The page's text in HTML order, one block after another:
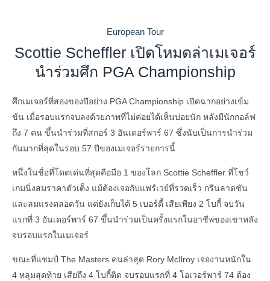
European Tour
Scottie Scheffler เปิดโหมดล่าเมเจอร์
นำร่วมศึก PGA Championship
ศึกเมเจอร์ที่สองของปีอย่าง PGA Championship เปิดฉากอย่างเข้ม
ข้น เมื่อรอบแรกจบลงด้วยภาพที่ไม่ค่อยได้เห็นบ่อยนัก หลังมีนักกอล์ฟ
ถึง 7 คน ขึ้นนำร่วมที่สกอร์ 3 อันเดอร์พาร์ 67 ซึ่งนับเป็นการนำร่วม
กันมากที่สุดในรอบ 57 ปีของเมเจอร์รายการนี้
หนึ่งในชื่อที่โดดเด่นที่สุดคือมือ 1 ของโลก Scottie Scheffler ที่โชว์
เกมนิ่งสมราคาตัวเต็ง แม้ต้องเจอกับแฟร์เวย์ที่รวดเร็ว กรีนลาดชัน
และลมแรงตลอดวัน แต่ยังเก็บได้ 5 เบอร์ดี้ เสียเพียง 2 โบกี้ จบวัน
แรกที่ 3 อันเดอร์พาร์ 67 ขึ้นนำร่วมเป็นครั้งแรกในอาชีพของเขาหลัง
จบรอบแรกในเมเจอร์
ขณะที่แชมป์ The Masters คนล่าสุด Rory McIlroy เจองานหนักใน
4 หลุมสุดท้าย เสียถึง 4 โบกี้ติด จบรอบแรกที่ 4 โอเวอร์พาร์ 74 ต้อง